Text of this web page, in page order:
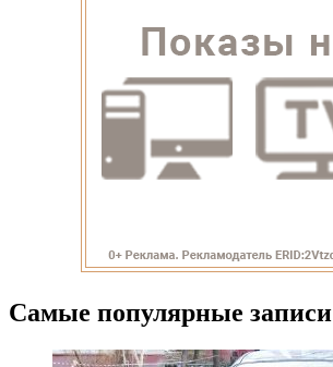
Самые популярные записи